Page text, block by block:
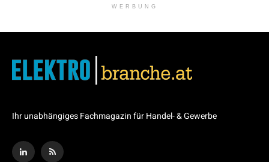
WERBUNG
Ihr unabhängiges Fachmagazin für Handel- & Gewerbe